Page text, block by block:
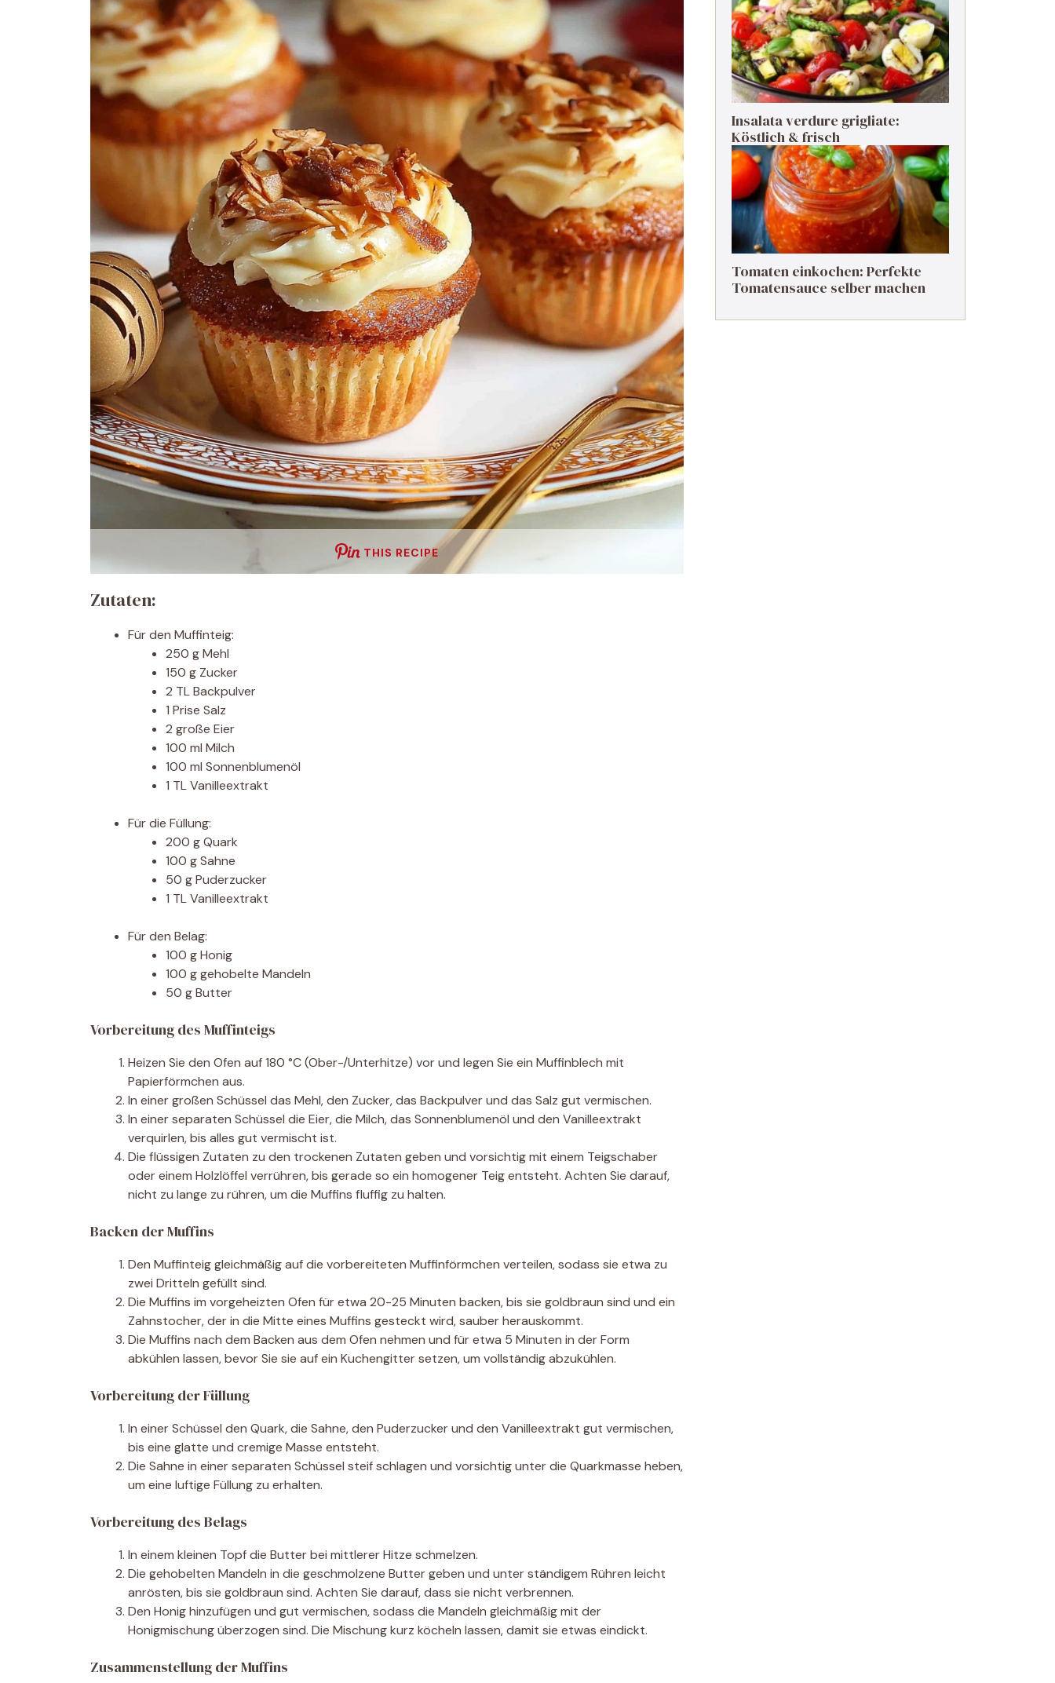
THIS RECIPE
Zutaten:
Für den Muffinteig:
250 g Mehl
150 g Zucker
2 TL Backpulver
1 Prise Salz
2 große Eier
100 ml Milch
100 ml Sonnenblumenöl
1 TL Vanilleextrakt
Für die Füllung:
200 g Quark
100 g Sahne
50 g Puderzucker
1 TL Vanilleextrakt
Für den Belag:
100 g Honig
100 g gehobelte Mandeln
50 g Butter
Vorbereitung des Muffinteigs
Heizen Sie den Ofen auf 180 °C (Ober-/Unterhitze) vor und legen Sie ein Muffinblech mit
Papierförmchen aus.
In einer großen Schüssel das Mehl, den Zucker, das Backpulver und das Salz gut vermischen.
In einer separaten Schüssel die Eier, die Milch, das Sonnenblumenöl und den Vanilleextrakt
verquirlen, bis alles gut vermischt ist.
Die flüssigen Zutaten zu den trockenen Zutaten geben und vorsichtig mit einem Teigschaber
oder einem Holzlöffel verrühren, bis gerade so ein homogener Teig entsteht. Achten Sie darauf,
nicht zu lange zu rühren, um die Muffins fluffig zu halten.
Backen der Muffins
Den Muffinteig gleichmäßig auf die vorbereiteten Muffinförmchen verteilen, sodass sie etwa zu
zwei Dritteln gefüllt sind.
Die Muffins im vorgeheizten Ofen für etwa 20-25 Minuten backen, bis sie goldbraun sind und ein
Zahnstocher, der in die Mitte eines Muffins gesteckt wird, sauber herauskommt.
Die Muffins nach dem Backen aus dem Ofen nehmen und für etwa 5 Minuten in der Form
abkühlen lassen, bevor Sie sie auf ein Kuchengitter setzen, um vollständig abzukühlen.
Vorbereitung der Füllung
In einer Schüssel den Quark, die Sahne, den Puderzucker und den Vanilleextrakt gut vermischen,
bis eine glatte und cremige Masse entsteht.
Die Sahne in einer separaten Schüssel steif schlagen und vorsichtig unter die Quarkmasse heben,
um eine luftige Füllung zu erhalten.
Vorbereitung des Belags
In einem kleinen Topf die Butter bei mittlerer Hitze schmelzen.
Die gehobelten Mandeln in die geschmolzene Butter geben und unter ständigem Rühren leicht
anrösten, bis sie goldbraun sind. Achten Sie darauf, dass sie nicht verbrennen.
Den Honig hinzufügen und gut vermischen, sodass die Mandeln gleichmäßig mit der
Honigmischung überzogen sind. Die Mischung kurz köcheln lassen, damit sie etwas eindickt.
Zusammenstellung der Muffins
Insalata verdure grigliate:
Köstlich & frisch
Tomaten einkochen: Perfekte
Tomatensauce selber machen